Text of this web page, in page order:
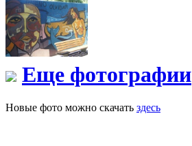
Еще фотографии
Новые фото можно скачать здесь